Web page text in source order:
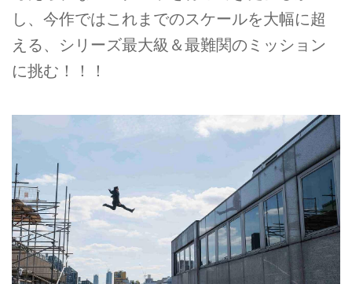
し、今作ではこれまでのスケールを大幅に超
える、シリーズ最大級＆最難関のミッション
に挑む！！！